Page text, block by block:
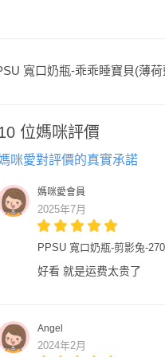
寬口奶瓶-乖乖睡寶貝(薄
位媽咪評價
咪愛對評價的真實承諾
媽咪愛會員
2025年7月
PPSU 寬口奶瓶-剪影兔-
好看 就是运费太贵了
Angel
2024年2月